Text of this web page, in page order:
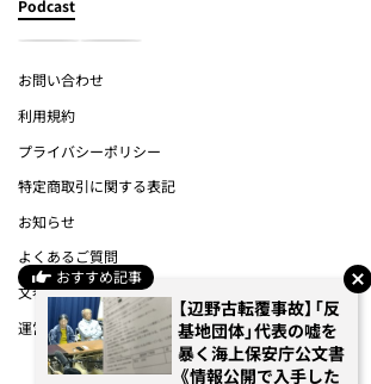
おすすめ記事
【辺野古転覆事故】「反
基地団体」代表の嘘を
暴く海上保安庁公文書
《情報公開で入手した
Podcast
お問い合わせ
利用規約
プライバシーポリシー
特定商取引に関する表記
お知らせ
よくあるご質問
文春オンライン
運営会社